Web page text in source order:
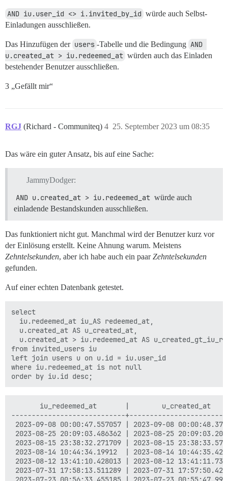
AND iu.user_id <> i.invited_by_id würde auch Selbst-
Einladungen ausschließen.
Das Hinzufügen der users -Tabelle und die Bedingung AND
u.created_at > iu.redeemed_at würden auch das Einladen
bestehender Benutzer ausschließen.
3 „Gefällt mir“
RGJ (Richard - Communiteq) 25. September 2023 um 08:35
4
Das wäre ein guter Ansatz, bis auf eine Sache:
JammyDodger:
AND u.created_at > iu.redeemed_at würde auch
einladende Bestandskunden ausschließen.
Das funktioniert nicht gut. Manchmal wird der Benutzer kurz vor
der Einlösung erstellt. Keine Ahnung warum. Meistens
Zehntelsekunden, aber ich habe auch ein paarZehntelsekunden
gefunden.
Auf einer echten Datenbank getestet.
select
  iu.redeemed_at iu_AS redeemed_at,
  u.created_at AS u_created_at,
u.created_at > iu.redeemed_at AS
from invited_users iu
left join users u on u.id = iu.user_id
where iu.redeemed_at is not null
iu_redeemed_at       |        u_created_at
----------------------------
2023-09-08 00:00:47.557057 | 2023-09-08
2023-08-25 20:09:03.486362 | 2023-08-25
2023-08-15 23:38:32.271709 | 2023-08-15
2023-08-14 10:44:34.19912  | 2023-08-14
2023-08-12 13:41:10.428013 | 2023-08-12
2023-07-31 17:58:13.511289 | 2023-07-31